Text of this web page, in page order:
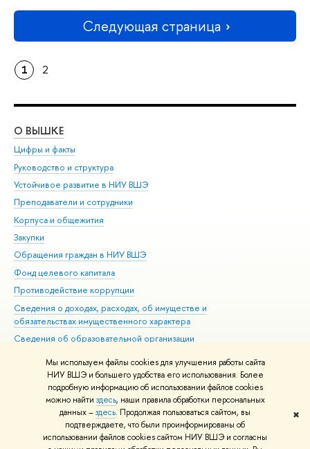
Мы используем файлы cookies для улучшения работы сайта
НИУ ВШЭ и большего удобства его использования. Более
подробную информацию об использовании файлов cookies
можно найти здесь, наши правила обработки персональных
данных –здесь. Продолжая пользоваться сайтом, вы
подтверждаете, что были проинформированы об
использовании файлов cookies сайтом НИУ ВШЭ и согласны
✖
Следующая страница
1 2
О ВЫШКЕ
Цифры и факты
Руководство и структура
Устойчивое развитие в НИУ ВШЭ
Преподаватели и сотрудники
Корпуса и общежития
Закупки
Обращения граждан в НИУ ВШЭ
Фонд целевого капитала
Противодействие коррупции
Сведения о доходах, расходах, об имуществе и
обязательствах имущественного характера
Сведения об образовательной организации
Людям с ограниченными возможностями здоровья
Единая платежная страница
Работа в Вышке
© НИУ ВШЭ 1993–2026 Адреса и контакты Условия использования